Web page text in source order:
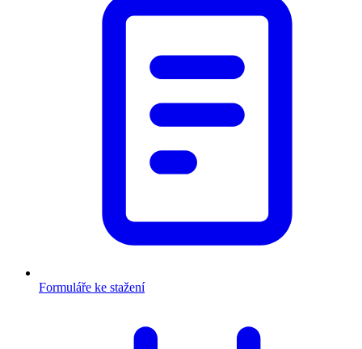
Formuláře ke stažení